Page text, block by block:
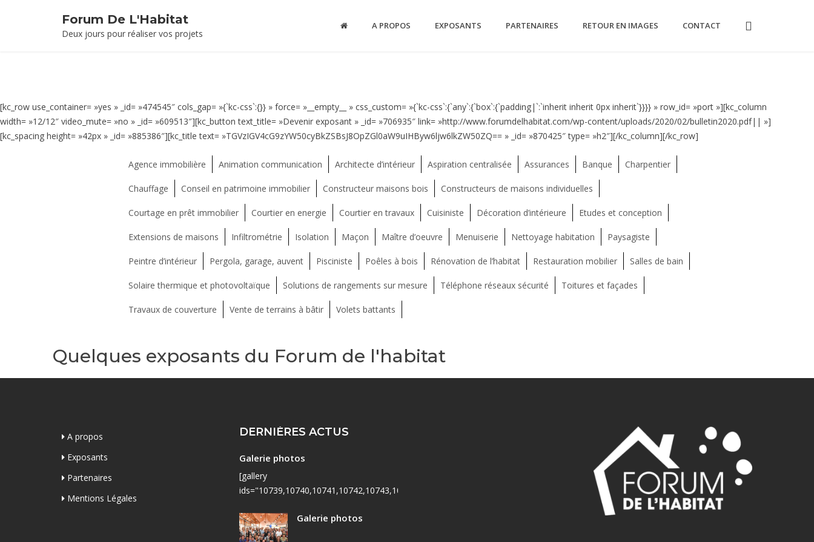
Forum De L'Habitat
Deux jours pour réaliser vos projets
A PROPOS EXPOSANTS PARTENAIRES RETOUR EN IMAGES CONTACT
[kc_row use_container= »yes » _id= »474545″ cols_gap= »{`kc-css`:{}} » force= »__empty__ » css_custom= »{`kc-css`:{`any`:{`box`:{`padding|`:`inherit inherit 0px inherit`}}}} » row_id= »port »][kc_column
width= »12/12″ video_mute= »no » _id= »609513″][kc_button text_title= »Devenir exposant » _id= »706935″ link= »http://www.forumdelhabitat.com/wp-content/uploads/2020/02/bulletin2020.pdf|| »]
[kc_spacing height= »42px » _id= »885386″][kc_title text= »TGVzIGV4cG9zYW50cyBkZSBsJ8OpZGl0aW9uIHByw6ljw6lkZW50ZQ== » _id= »870425″ type= »h2″][/kc_column][/kc_row]
Agence immobilière Animation communication Architecte d’intérieur Aspiration centralisée Assurances Banque Charpentier
Chauffage Conseil en patrimoine immobilier Constructeur maisons bois Constructeurs de maisons individuelles
Courtage en prêt immobilier Courtier en energie Courtier en travaux Cuisiniste Décoration d’intérieure Etudes et conception
Extensions de maisons Infiltrométrie Isolation Maçon Maître d’oeuvre Menuiserie Nettoyage habitation Paysagiste
Peintre d’intérieur Pergola, garage, auvent Pisciniste Poêles à bois Rénovation de l’habitat Restauration mobilier Salles de bain
Solaire thermique et photovoltaïque Solutions de rangements sur mesure Téléphone réseaux sécurité Toitures et façades
Travaux de couverture Vente de terrains à bâtir Volets battants
Quelques exposants du Forum de l'habitat
A propos
Exposants
Partenaires
Mentions Légales
DERNIÈRES ACTUS
Galerie photos
[gallery
Galerie photos